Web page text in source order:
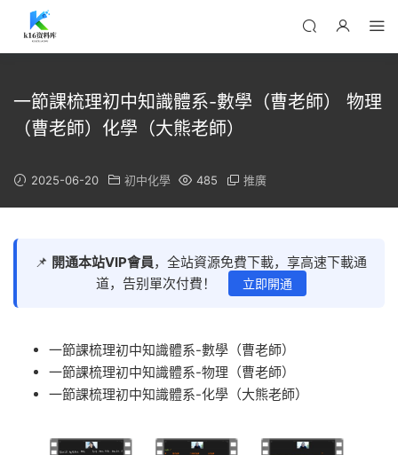
一節課梳理初中知識體系-數學（曹老師） 物理
（曹老師）化學（大熊老師）
2025-06-20 初中化學 485 推廣
📌 開通本站VIP會員，全站資源免費下載，享高速下載通
道，告别單次付費！
立即開通
一節課梳理初中知識體系-數學（曹老師）
一節課梳理初中知識體系-物理（曹老師）
一節課梳理初中知識體系-化學（大熊老師）